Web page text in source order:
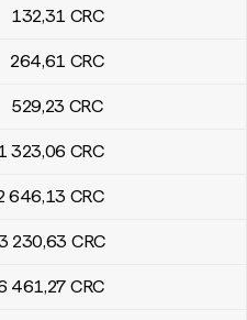
132,31 CRC
264,61 CRC
529,23 CRC
323,06 CRC
646,13 CRC
230,63 CRC
461,27 CRC